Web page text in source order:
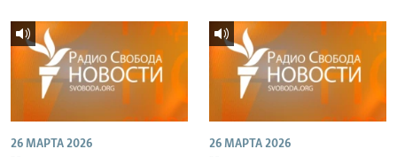
26 МАРТА 2026 26 МАРТА 2026